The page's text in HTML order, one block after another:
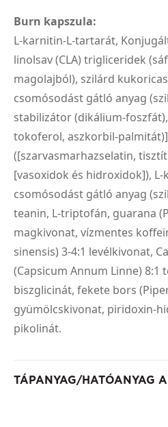
Burn kapszula:
L-karnitin-L-tartarát,
linolsav (CLA) trigliceridek
magolajból), szilárd
csomósodást gátló anyag
stabilizátor (dikálium-
tokoferol, aszkorbil-
([szarvasmarhazselatin,
[vasoxidok és hidroxidok]),
csomósodást gátló anyag
teanin, L-triptofán, guarana
magkivonat, vízmentes
sinensis) 3-4:1 levélkivonat,
(Capsicum Annum Linne) 8:1
biszglicinát, fekete bors
gyümölcskivonat, piridoxin-
pikolinát.
TÁPANYAG/HATÓANYAG